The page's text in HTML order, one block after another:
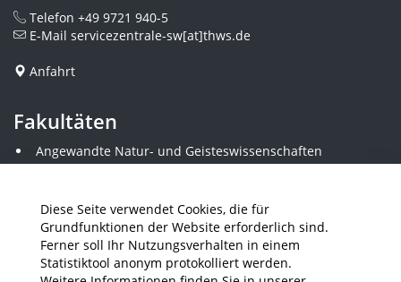
Diese Seite verwendet Cookies, die für
Grundfunktionen der Website erforderlich sind.
Ferner soll Ihr Nutzungsverhalten in einem
Statistiktool anonym protokolliert werden.
Telefon +49 9721 940-5
E-Mail servicezentrale-sw[at]thws.de
Anfahrt
Fakultäten
Angewandte Natur- und Geisteswissenschaften
Angewandte Sozialwissenschaften
Elektrotechnik
Gestaltung
Informatik und Wirtschaftsinformatik
Kunststofftechnik und Vermessung
Maschinenbau